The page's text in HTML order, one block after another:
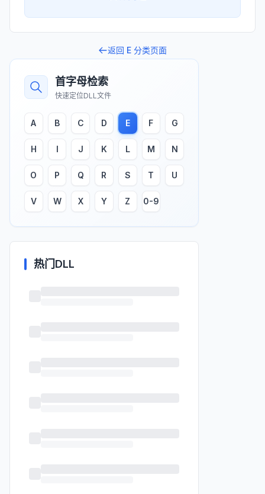
返回 E 分类页面
首字母检索
快速定位DLL文件
A B C D E F G
H I J K L M N
O P Q R S T U
V W X Y Z 0-9
热门DLL